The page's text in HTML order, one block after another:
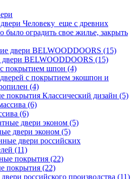
Человеку еще с древних
было оградить свое жилье, закрыть
двери BELWOODDOORS (15)
покрытием шпон (4)
с покрытием экошпон и
(4)
покрытия Классический дизайн (5)
(6)
двери эконом (5)
двери российских
(11)
покрытия (22)